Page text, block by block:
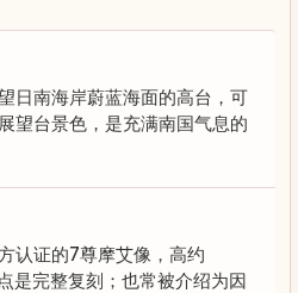
日南海岸蔚蓝海面的高台，可
望台景色，是充满南国气息的
认证的7尊摩艾像，高约
是完整复刻；也常被介绍为因